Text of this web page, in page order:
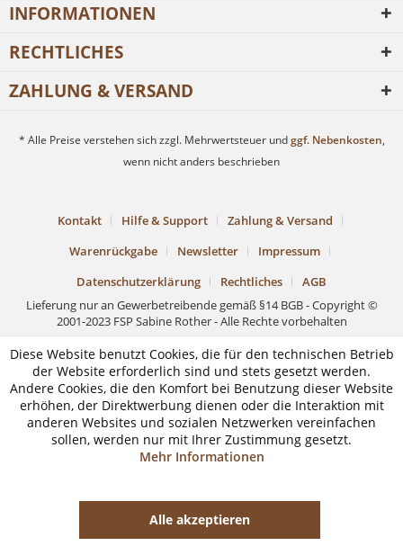
INFORMATIONEN
RECHTLICHES
ZAHLUNG & VERSAND
* Alle Preise verstehen sich zzgl. Mehrwertsteuer undggf. Nebenkosten,
wenn nicht anders beschrieben
Kontakt Hilfe & Support
Zahlung & Versand
Warenrückgabe
Newsletter
Impressum
Datenschutzerklärung
Rechtliches
AGB
Lieferung nur an Gewerbetreibende gemäß §14 BGB - Copyright ©
2001-2023 FSP Sabine Rother - Alle Rechte vorbehalten
Diese Website benutzt Cookies, die für den technischen Betrieb
der Website erforderlich sind und stets gesetzt werden.
Andere Cookies, die den Komfort bei Benutzung dieser Website
erhöhen, der Direktwerbung dienen oder die Interaktion mit
anderen Websites und sozialen Netzwerken vereinfachen
sollen, werden nur mit Ihrer Zustimmung gesetzt.
Mehr Informationen
Alle akzeptieren